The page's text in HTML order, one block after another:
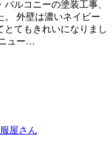
ルコニーの塗装工事、
。 外壁は濃いネイビー
とてもきれいになりまし
ュー…
屋さん